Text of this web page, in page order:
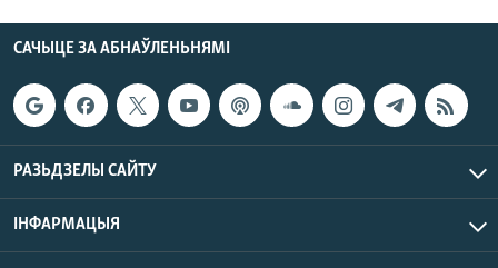
САЧЫЦЕ ЗА АБНАЎЛЕНЬНЯМІ
РАЗЬДЗЕЛЫ САЙТУ
ІНФАРМАЦЫЯ